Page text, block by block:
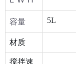
容量 5L
材质
搅拌速